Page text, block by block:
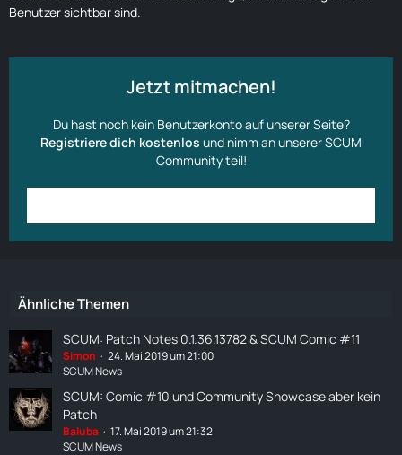
Benutzer sichtbar sind.
Jetzt mitmachen!
Du hast noch kein Benutzerkonto auf unserer Seite?
Registriere dich kostenlos und nimm an unserer SCUM
Community teil!
Ähnliche Themen
SCUM: Patch Notes 0.1.36.13782 & SCUM Comic #11
Simon
24. Mai 2019 um 21:00
SCUM News
SCUM: Comic #10 und Community Showcase aber kein
Patch
Baluba
17. Mai 2019 um 21:32
SCUM News